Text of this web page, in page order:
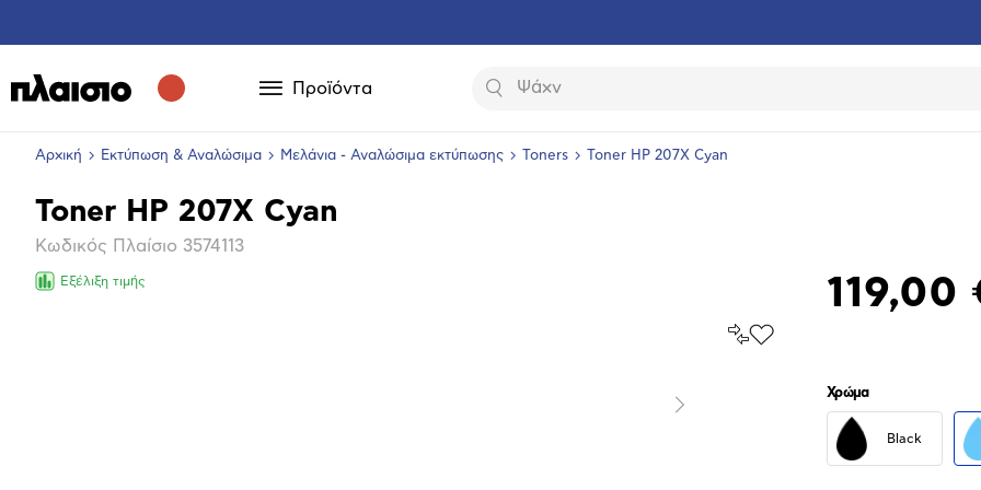
Προϊόντα Αναζήτηση
Αρχική Εκτύπωση & Αναλώσιμα Μελάνια - Αναλώσιμα εκτύπωσης Toners Toner HP 207X Cyan
Βασικά
χαρακτηριστικά
Toner HP 207X Cyan
Κωδικός Πλαίσιο 3574113
Εξέλιξη τιμής
Σύγκρινέ
Προσθήκη
Επόμενο
119,00
Χρώμα
Black